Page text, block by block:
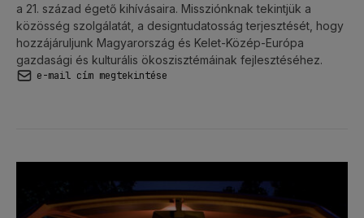
a 21. század égető kihívásaira. Missziónknak tekintjük a
közösség szolgálatát, a designtudatosság terjesztését, hogy
hozzájáruljunk Magyarország és Kelet-Közép-Európa
gazdasági és kulturális ökoszisztémáinak fejlesztéséhez.
e-mail cím megtekintése